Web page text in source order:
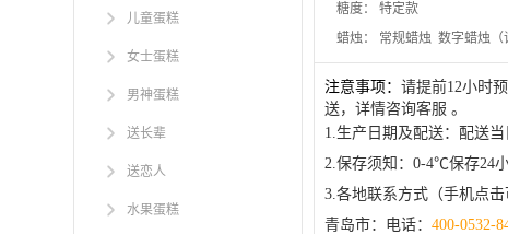
儿童蛋糕
女士蛋糕
男神蛋糕
送长辈
送恋人
水果蛋糕
糖度： 特定款
蜡烛： 常规蜡烛 数字蜡烛（
注意事项： 请提前12小时
送，详情咨询客服 。
1.生产日期及配送：配送
2.保存须知：0-4℃保存24
3.各地联系方式（手机点击
青岛市：电话： 400-0532-